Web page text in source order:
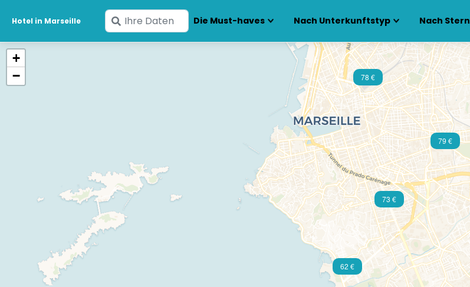
Hotel in Marseille
Geben
Sie
Die Must-haves Nach Unterkunftstyp Nach
62 €
73 €
78 €
79 €
+
−